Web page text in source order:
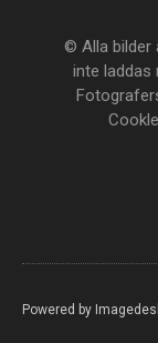
© Alla bilder
inte laddas
Powered by